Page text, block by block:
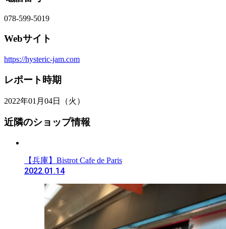
078-599-5019
Webサイト
https://hysteric-jam.com
レポート時期
2022年01月04日（火）
近隣のショップ情報
【兵庫】Bistrot Cafe de Paris
2022.01.14